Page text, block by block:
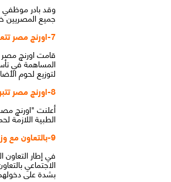
وقد بادر موظفي
جميع المصريين
7-اورنچ مصر تتعاون مع جمعية "الأورمان" لتنفيذ حزمة مبادرات متنوعة خلال الفترة المقبلة
المساهمة في
لتوزيع لحوم
8-اورنچ مصر تتبرع لصندوق "تحيا مصر" لتوفير الأقنعة الطبية اللازمة لحماية الأطباء وفرق الرعاية الصحية
أعلنت "اورنچ
الطبية
9-بالتعاون مع وزارة التضامن الاجتماعي اورنچ تدعم الاسر المتضررة مادياً من أزمة فيروس كورونا
في إطار
بشدة على